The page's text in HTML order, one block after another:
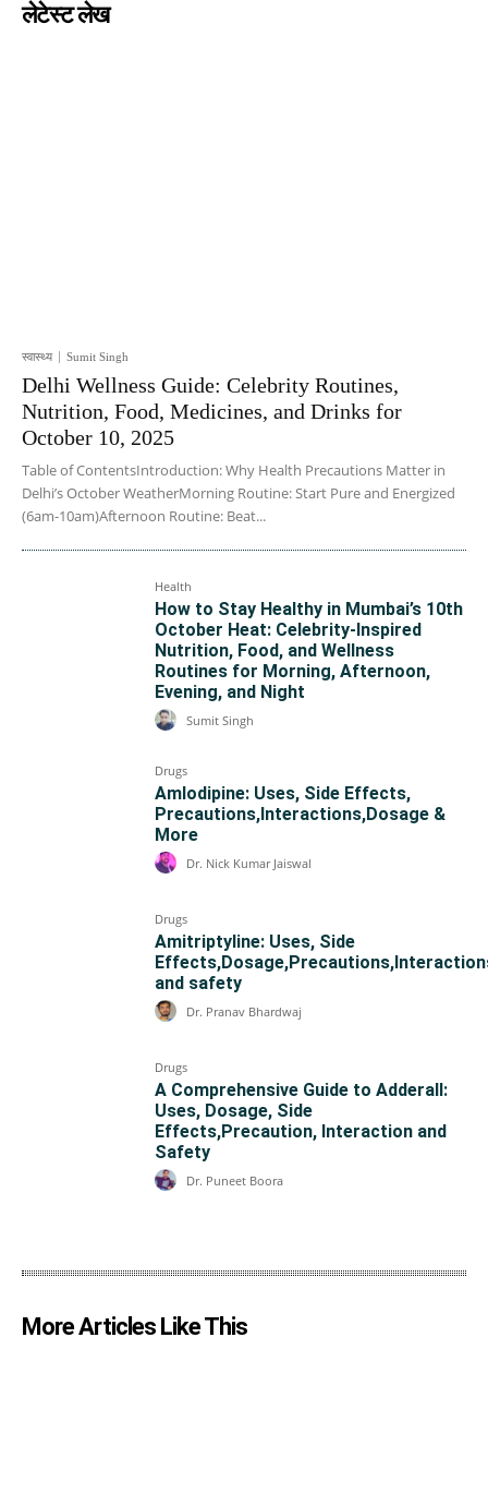
लेटेस्ट लेख
स्वास्थ्य Sumit Singh
Delhi Wellness Guide: Celebrity Routines,
Nutrition, Food, Medicines, and Drinks for
October 10, 2025
Table of ContentsIntroduction: Why Health Precautions Matter in
Delhi’s October WeatherMorning Routine: Start Pure and Energized
(6am-10am)Afternoon Routine: Beat...
Health
How to Stay Healthy in Mumbai’s 10th
October Heat: Celebrity-Inspired
Nutrition, Food, and Wellness
Routines for Morning, Afternoon,
Evening, and Night
Sumit Singh
Drugs
Amlodipine: Uses, Side Effects,
Precautions,Interactions,Dosage &
More
Dr. Nick Kumar Jaiswal
Drugs
Amitriptyline: Uses, Side
and safety
Dr. Pranav Bhardwaj
Drugs
A Comprehensive Guide to Adderall:
Uses, Dosage, Side
Effects,Precaution, Interaction and
Safety
Dr. Puneet Boora
More Articles Like This